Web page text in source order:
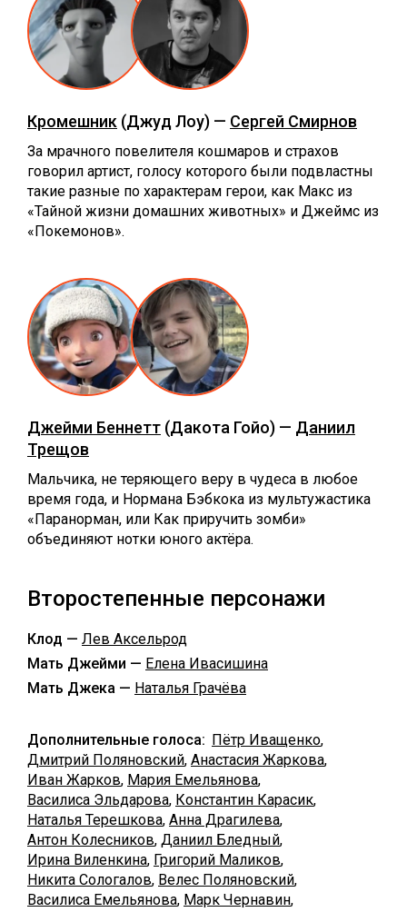
Кромешник (Джуд Лоу) — Сергей Смирнов
За мрачного повелителя кошмаров и страхов
говорил артист, голосу которого были подвластны
такие разные по характерам герои, как Макс из
«Тайной жизни домашних животных» и Джеймс из
«Покемонов».
Джейми Беннетт (Дакота Гойо) — Даниил
Трещов
Мальчика, не теряющего веру в чудеса в любое
время года, и Нормана Бэбкока из мультужастика
«Паранорман, или Как приручить зомби»
объединяют нотки юного актёра.
Второстепенные персонажи
Клод — Лев Аксельрод
Мать Джейми — Елена Ивасишина
Мать Джека — Наталья Грачёва
Дополнительные голоса: Пётр Иващенко,
Дмитрий Поляновский, Анастасия Жаркова,
Иван Жарков, Мария Емельянова,
Василиса Эльдарова, Константин Карасик,
Наталья Терешкова, Анна Драгилева,
Антон Колесников, Даниил Бледный,
Ирина Виленкина, Григорий Маликов,
Никита Сологалов, Велес Поляновский,
Василиса Емельянова, Марк Чернавин,